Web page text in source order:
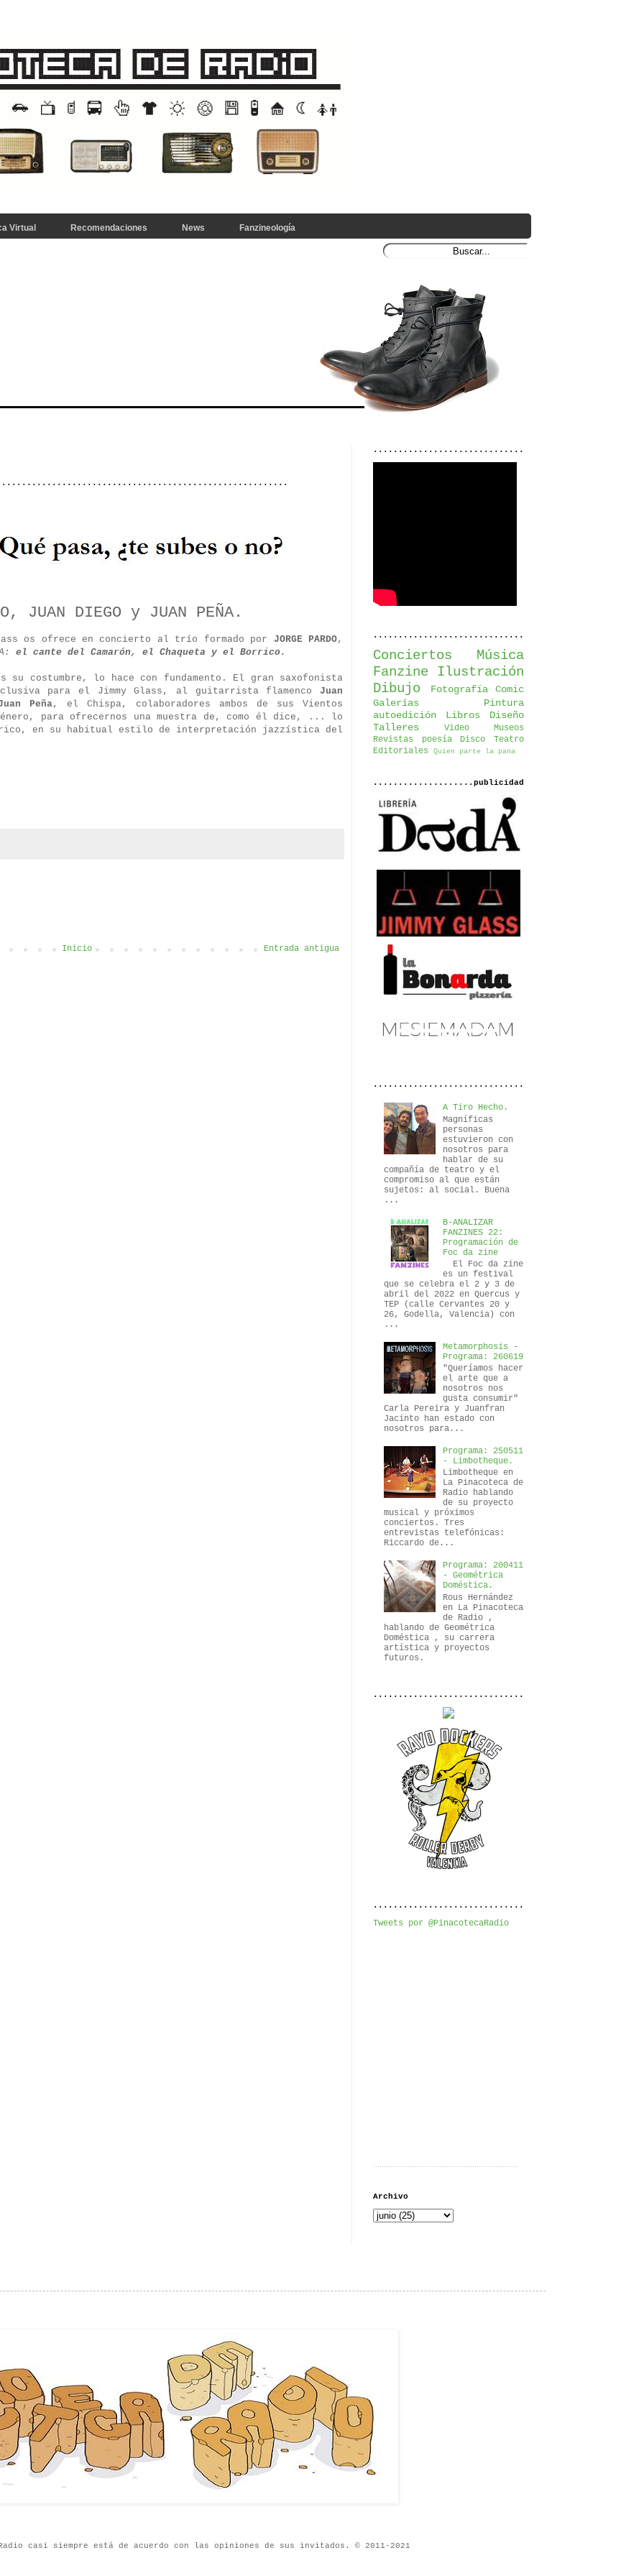
Virtual Recomendaciones News Fanzineología
JUAN DIEGO y JUAN PEÑA.
os ofrece en concierto al trío formado por JORGE PARDO,
el cante del Camarón, el Chaqueta y el Borrico.
su costumbre, lo hace con fundamento. El gran saxofonista
para el Jimmy Glass, al guitarrista flamencoJuan
Peña, el Chispa, colaboradores ambos de sus Vientos
para ofrecernos una muestra de, como él dice, ... lo
en su habitual estilo de interpretación jazzística del
Entrada antigua
Inicio
..............................
..............................
Conciertos
Música
Fanzine
Ilustración
Dibujo
Fotografía
Comic
Galerías
Pintura
autoedición
Libros
Diseño
Talleres
Video
Museos
Revistas
poesía Disco
Teatro
Editoriales
Quien parte la pana
....................publicidad
..............................
A Tiro Hecho.
Magníficas
personas
estuvieron con
nosotros para
hablar de su
compañía de teatro y el
compromiso al que están
sujetos: al social. Buena
...
B-ANALIZAR
FANZINES 22:
Programación de
Foc da zine
El Foc da zine
es un festival
que se celebra el 2 y 3 de
abril del 2022 en Quercus y
TEP (calle Cervantes 20 y
26, Godella, Valencia) con
...
Metamorphosis -
Programa: 260619
"Queríamos hacer
el arte que a
nosotros nos
gusta consumir"
Carla Pereira y Juanfran
Jacinto han estado con
nosotros para...
Programa: 250511
- Limbotheque.
Limbotheque en
La Pinacoteca de
Radio hablando
de su proyecto
musical y próximos
conciertos. Tres
entrevistas telefónicas:
Riccardo de...
Programa: 200411
- Geométrica
Doméstica.
Rous Hernández
en La Pinacoteca
de Radio ,
hablando de Geométrica
Doméstica , su carrera
artística y proyectos
futuros.
..............................
..............................
Tweets por @PinacotecaRadio
Archivo
casi siempre está de acuerdo con las opiniones de sus invitados. © 2011-2021